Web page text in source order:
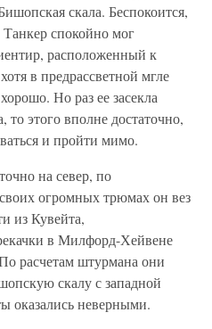
скала. Беспокоится,
спокойно мог
расположенный к
в предрассветной мгле
Но раз ее засекла
то этого вполне достаточно,
и пройти мимо.
на север, по
огромных трюмах он вез
из Кувейта,
в Милфорд-Хейвене
расчетам штурмана они
скалу с западной
оказались неверными.